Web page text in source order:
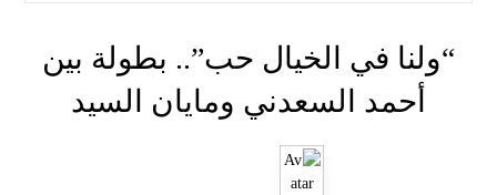
“ولنا في الخيال حب”.. بطولة بين
أحمد السعدني ومايان السيد